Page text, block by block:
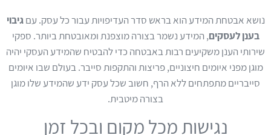
נושא אבטחת המידע הוא בראש סדר העדיפויות עבור כל עסק. עםגיבוי
בענן לעסקים, המידע נשמר בצורה מוצפנת ומאובטחת ביותר. ספקי
שירותי הענן משקיעים רבות באבטחה כדי להבטיח שהמידע העסקי יהיה
מוגן מפני איומים חיצוניים, פריצות והתקפות סייבר. בעולם שבו איומים
סייבריים מתפתחים ללא הרף, חשוב שכל עסק ידע שהמידע שלו מוגן
בצורה מיטבית.
נגישות מכל מקום ובכל זמן